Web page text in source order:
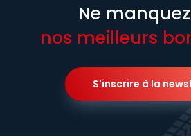
Ne
nos meilleurs
S'inscrire à la